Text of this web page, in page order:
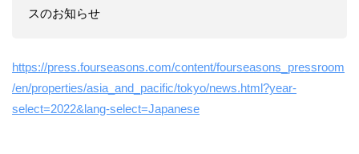
スのお知らせ
https://press.fourseasons.com/content/fourseasons_pressroom
/en/properties/asia_and_pacific/tokyo/news.html?year-
select=2022&lang-select=Japanese